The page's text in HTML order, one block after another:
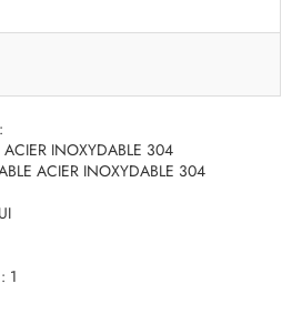
ACIER INOXYDABLE 304
ACIER INOXYDABLE 304
1